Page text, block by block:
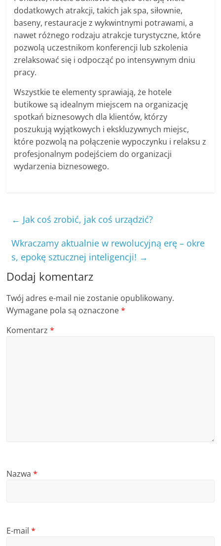
dodatkowych atrakcji, takich jak spa, siłownie,
baseny, restauracje z wykwintnymi potrawami, a
nawet różnego rodzaju atrakcje turystyczne, które
pozwolą uczestnikom konferencji lub szkolenia
zrelaksować się i odpocząć po intensywnym dniu
pracy.
Wszystkie te elementy sprawiają, że hotele
butikowe są idealnym miejscem na organizację
spotkań biznesowych dla klientów, którzy
poszukują wyjątkowych i ekskluzywnych miejsc,
które pozwolą na połączenie wypoczynku i relaksu z
profesjonalnym podejściem do organizacji
wydarzenia biznesowego.
← Jak coś zrobić, jak coś urządzić?
Wkraczamy aktualnie w rewolucyjną erę – okre
s, epokę sztucznej inteligencji! →
Dodaj komentarz
Twój adres e-mail nie zostanie opublikowany.
Wymagane pola są oznaczone*
Komentarz*
Nazwa*
E-mail*